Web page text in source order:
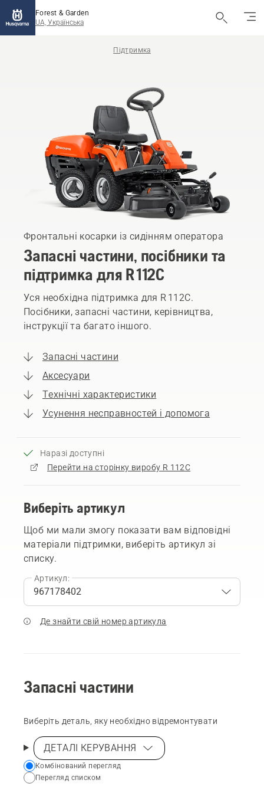
Forest & Garden
UA, Українська
Підтримка
Фронтальні косарки із сидінням оператора
Запасні частини, посібники та
підтримка для R 112C
Уся необхідна підтримка для R 112C.
Посібники, запасні частини, керівництва,
інструкції та багато іншого.
Запасні частини
Аксесуари
Технічні характеристики
Усунення несправностей і допомога
Наразі доступні
Перейти на сторінку виробу R 112C
Виберіть артикул
Щоб ми мали змогу показати вам відповідні
матеріали підтримки, виберіть артикул зі
списку.
Артикул:
Де знайти свій номер артикула
Запасні частини
Виберіть деталь, яку необхідно відремонтувати
ДЕТАЛІ КЕРУВАННЯ
Choose
your
Комбінований перегляд
Перегляд списком